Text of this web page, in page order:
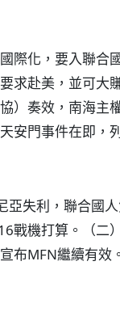
際化，要入聯
求赴美，並可大
）奏效，南海主
安門事件在即，
亞失利，聯合國
戰機打算。（二
布MFN繼續有效。